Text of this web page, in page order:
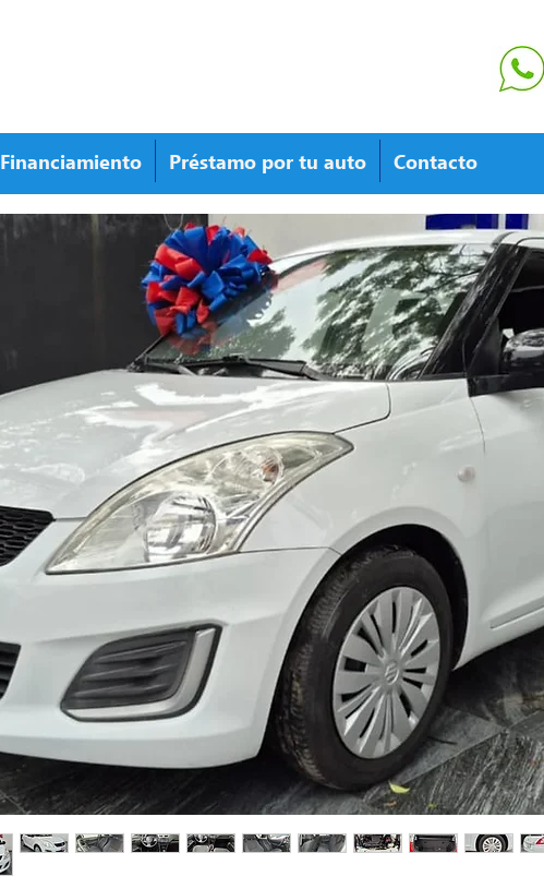
Financiamiento Préstamo por tu auto Contacto